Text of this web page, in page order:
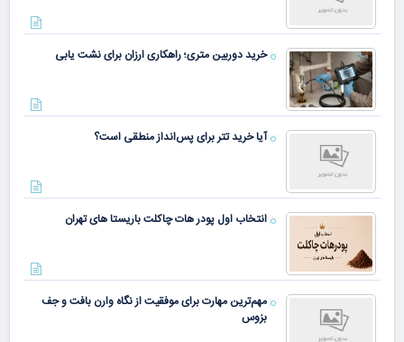
خرید دوربین متری؛ راهکاری ارزان برای نشت یابی
آیا خرید تتر برای پس‌انداز منطقی است؟
انتخاب اول پودر هات چاکلت باریستا های تهران
مهم‌ترین مهارت برای موفقیت از نگاه وارن بافت و جف
بزوس